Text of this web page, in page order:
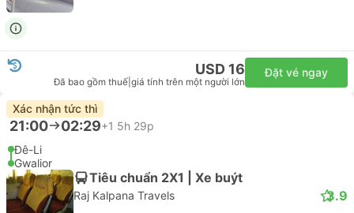
USD 16
Đã bao gồm thuế giá tính trên một người lớn
Đặt vé ngay
Xác nhận tức thì
21:00 02:29+1 5h 29p
Đê-Li
Gwalior
Tiêu chuẩn 2X1 | Xe buýt
Raj Kalpana Travels 3.9